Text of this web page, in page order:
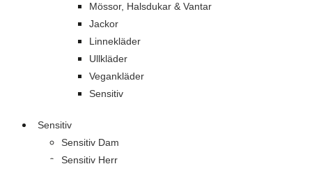
Mössor, Halsdukar & Vantar
Jackor
Linnekläder
Ullkläder
Vegankläder
Sensitiv
Sensitiv
Sensitiv Dam
Sensitiv Herr